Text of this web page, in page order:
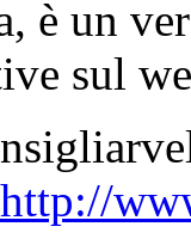
è un
sul
http://